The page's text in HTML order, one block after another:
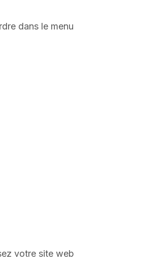
dans le menu
votre site web